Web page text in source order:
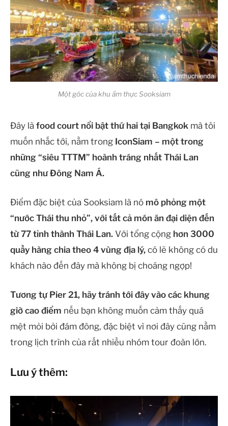
Một góc của khu ẩm thực Sooksiam
Đây là food court nổi bật thứ hai tại Bangkok mà tôi
muốn nhắc tới, nằm trong IconSiam – một trong
những “siêu TTTM” hoành tráng nhất Thái Lan
cũng như Đông Nam Á.
Điểm đặc biệt của Sooksiam là nó mô phỏng một
“nước Thái thu nhỏ”, với tất cả món ăn đại diện đến
từ 77 tỉnh thành Thái Lan. Với tổng cộng hơn 3000
quầy hàng chia theo 4 vùng địa lý, có lẽ không có du
khách nào đến đây mà không bị choáng ngợp!
Tương tự Pier 21, hãy tránh tới đây vào các khung
giờ cao điểm nếu bạn không muốn cảm thấy quá
mệt mỏi bởi đám đông, đặc biệt vì nơi đây cũng nằm
trong lịch trình của rất nhiều nhóm tour đoàn lớn.
Lưu ý thêm: